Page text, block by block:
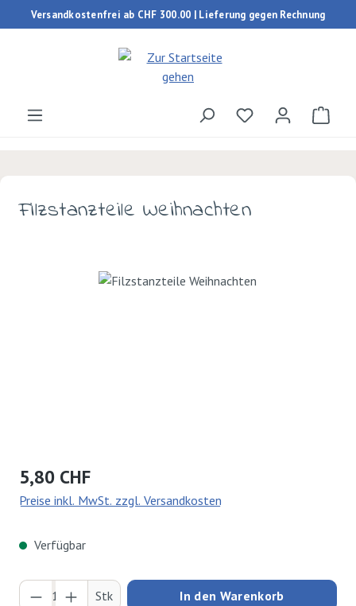
Zum Hauptinhalt springen
Versandkostenfrei ab CHF 300.00 | Lieferung gegen Rechnung
Du hast 0
Filzstanzteile Weihnachten
Bildergalerie überspringen
Regulärer Preis:
5,80 CHF
Preise inkl. MwSt. zzgl. Versandkosten
Verfügbar
Produkt Anzahl: Gib den gewünschten Wert
Stk In den Warenkorb